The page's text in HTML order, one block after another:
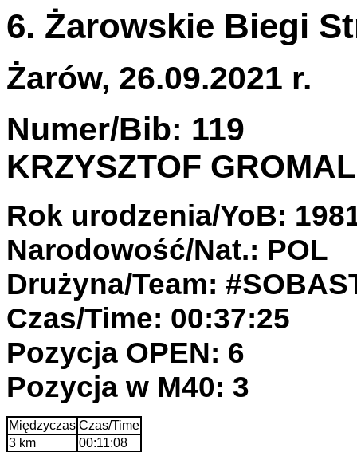
6. Żarowskie Biegi
Żarów, 26.09.2021 r.
Numer/Bib: 119
KRZYSZTOF
Rok urodzenia/YoB:
Narodowość/Nat.: POL
Drużyna/Team:
Czas/Time: 00:37:25
Pozycja OPEN: 6
Pozycja w M40: 3
Międzyczas Czas/Time
3 km
00:11:08